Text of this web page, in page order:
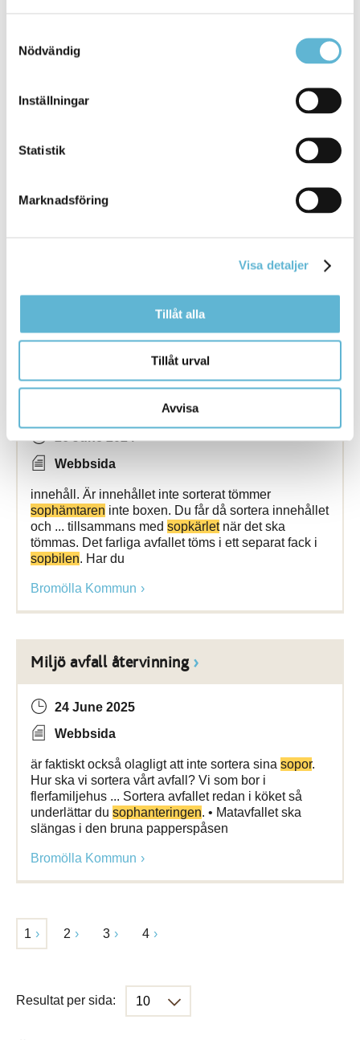
Nödvändig
Inställningar
Statistik
Marknadsföring
Visa detaljer
Tillåt alla
Tillåt urval
Avvisa
Webbsida
hämtning av kyl- och frys hämtning av
Farligt avfall
Webbsida
innehåll. Är innehållet inte sorterat tömmer
sophämtaren inte boxen. Du får då sortera innehållet
och ... tillsammans med sopkärletnär det ska
tömmas. Det farliga avfallet töms i ett separat fack i
sopbilen. Har du
Bromölla Kommun
Miljö avfall återvinning
24 June 2025
Webbsida
är faktiskt också olagligt att inte sortera sina sopor.
Hur ska vi sortera vårt avfall? Vi som bor i
flerfamiljehus ... Sortera avfallet redan i köket så
underlättar du sophanteringen. • Matavfallet ska
slängas i den bruna papperspåsen
Bromölla Kommun
1 2 3 4
Resultat per sida: